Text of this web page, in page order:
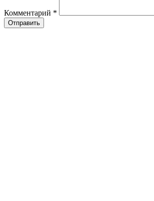
Комментарий *
Отправить